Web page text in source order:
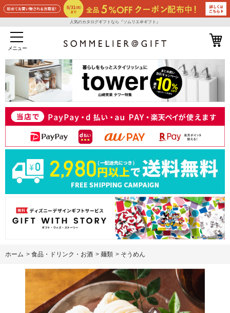
人気のカタログギフトなら『ソムリエ＠ギフト』
メニュー
ホーム > 食品・ドリンク・お酒 > 麺類 > そうめん